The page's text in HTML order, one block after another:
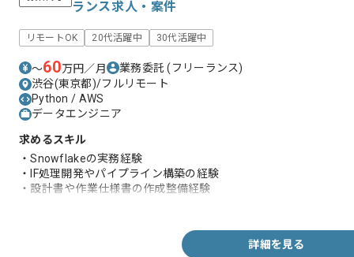
ランス求人・案件
リモートOK 20代活躍中 30代活躍中
〜60万円／月 業務委託(フリーランス)
渋谷(東京都)/フルリモート
Python / AWS
データエンジニア
求めるスキル
・Snowflakeの実務経験
・IF処理開発やパイプライン構築の経験
・設計書や作業仕様書の作成整備経験
詳細を見る